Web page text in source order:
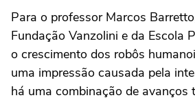
Para o professor Marcos
Fundação Vanzolini e da Escola
o crescimento dos robôs
uma impressão causada pela
há uma combinação de avanços